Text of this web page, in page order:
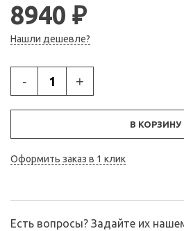
8940 ₽
Нашли дешевле?
- +
В КОРЗИНУ
Оформить заказ в 1 клик
Есть вопросы? Задайте их